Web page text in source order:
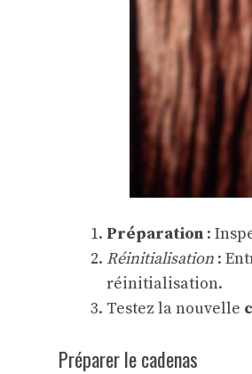
Préparation :
Réinitialisation :
réinitialisation.
Testez la nouvelle
Préparer le cadenas